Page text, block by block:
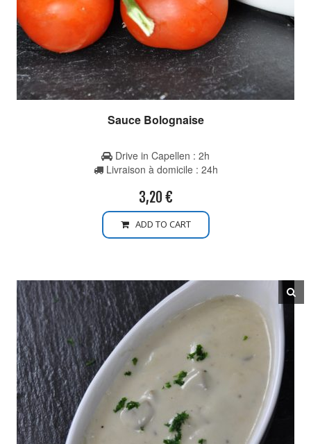
Sauce Bolognaise
Drive in Capellen : 2h
Livraison à domicile : 24h
3,20 €
ADD TO CART